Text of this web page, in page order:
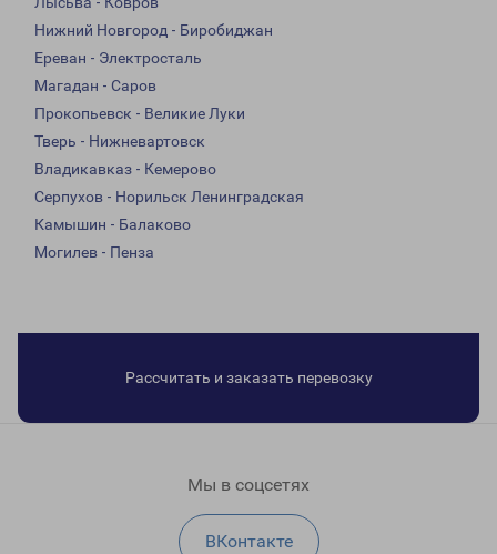
Нижний Новгород - Биробиджан
Ереван - Электросталь
Магадан - Саров
Прокопьевск - Великие Луки
Тверь - Нижневартовск
Владикавказ - Кемерово
Серпухов - Норильск Ленинградская
Камышин - Балаково
Могилев - Пенза
Рассчитать и заказать перевозку
Мы в соцсетях
ВКонтакте